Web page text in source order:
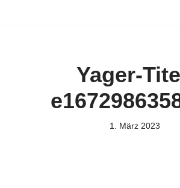
Yager-
1. März 2023